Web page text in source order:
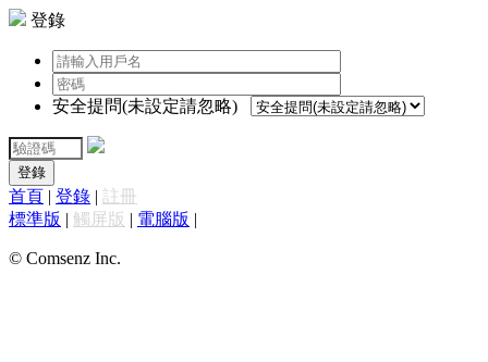
登錄
安全提問(未設定請忽略)
登錄
首頁 | 登錄 | 註冊
標準版 | 觸屏版 | 電腦版 |
© Comsenz Inc.